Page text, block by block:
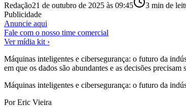
Redação21 de outubro de 2025 às 09:45 3 min de
Publicidade
Anuncie aqui
Fale com o nosso time comercial
Ver mídia kit ›
Máquinas inteligentes e cibersegurança: o futuro da
em que os dados são abundantes e as decisões
Máquinas inteligentes e cibersegurança: o futuro da
Por Eric Vieira